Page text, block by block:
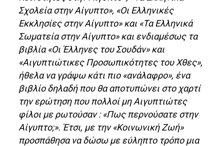
Σχολεία στην Αίγυπτο», «Οι Ελληνικές
Εκκλησίες στην Αίγυπτο» και «Τα Ελληνικά
Σωματεία στην Αίγυπτο» και ενδιαμέσως τα
βιβλία «Οι Έλληνες του Σουδάν» και
«Αιγυπτιώτικες Προσωπικότητες του Χθες»,
ήθελα να γράψω κάτι πιο «ανάλαφρο», ένα
βιβλίο δηλαδή που θα αποτυπώνει στο χαρτί
την ερώτηση που πολλοί μη Αιγυπτιώτες
φίλοι με ρωτούσαν : «Πως περνούσατε στην
Αίγυπτο;». Έτσι, με την «Κοινωνική Ζωή»
προσπάθησα να δώσω με εύληπτο τρόπο μια